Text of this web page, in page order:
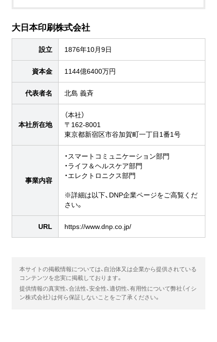
大日本印刷株式会社
設立 1876年10月9日
資本金 1144億6400万円
代表者名 北島 義斉
本社所在地
（本社）
〒162-8001
東京都新宿区市谷加賀町一丁目1番1号
事業内容
・スマートコミュニケーション部門
・ライフ＆ヘルスケア部門
・エレクトロニクス部門
※詳細は以下、DNP企業ページをご高覧くだ
さい。
URL https://www.dnp.co.jp/
本サイトの掲載情報については、自治体又は企業から提供されている
コンテンツを忠実に掲載しております。
提供情報の真実性、合法性、安全性、適切性、有用性について弊社（イシ
ン株式会社）は何ら保証しないことをご了承ください。